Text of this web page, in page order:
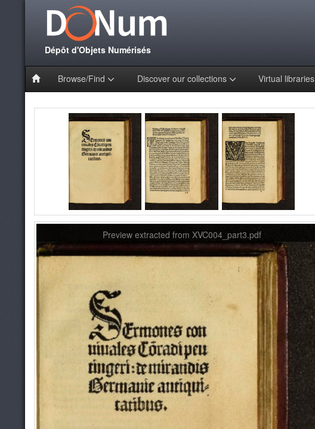
Dépôt d'Objets Numérisés
Browse/Find Discover our collections Virtual libraries
Preview extracted from XVC004_part3.pdf